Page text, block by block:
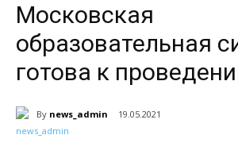
Московская
образовательная
готова к
By news_admin 19.05.2021